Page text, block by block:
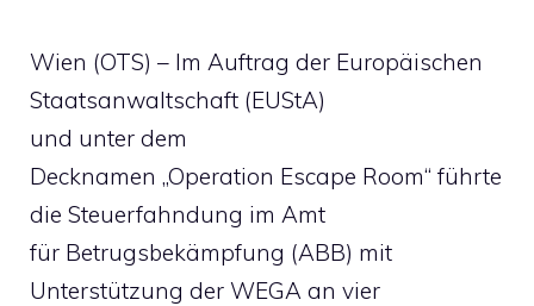
Wien (OTS) – Im Auftrag der Europäischen
Staatsanwaltschaft (EUStA)
und unter dem
Decknamen „Operation Escape Room“ führte
die Steuerfahndung im Amt
für Betrugsbekämpfung (ABB) mit
Unterstützung der WEGA an vier